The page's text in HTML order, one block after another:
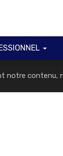
notre contenu,